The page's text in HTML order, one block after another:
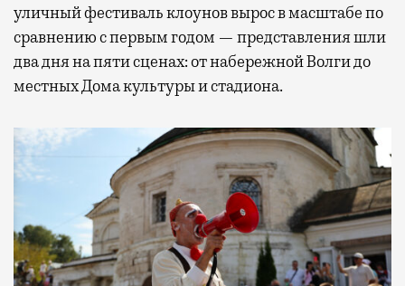
уличный фестиваль клоунов вырос в масштабе по
сравнению с первым годом — представления шли
два дня на пяти сценах: от набережной Волги до
местных Дома культуры и стадиона.